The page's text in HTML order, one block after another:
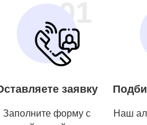
01
заявку
Заполните форму с
Наш